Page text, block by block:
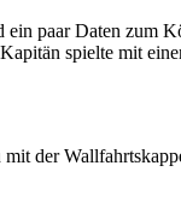
paar Daten zum
spielte mit
der